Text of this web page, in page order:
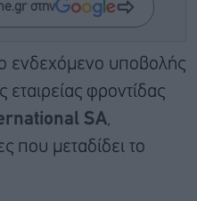
στην
ενδεχόμενο υποβολής
εταιρείας φροντίδας
SA,
που μεταδίδει το